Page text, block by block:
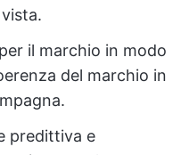
il marchio in modo
del marchio in
predittiva e